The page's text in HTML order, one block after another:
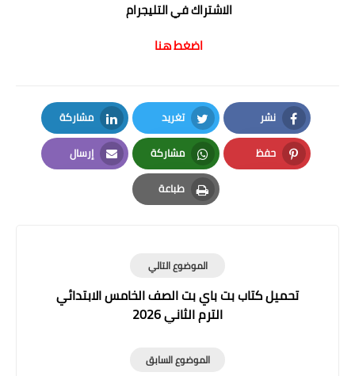
الاشتراك في التليجرام
اضغط هنا
نشر
Facebook
تغريد
Twitter
مشاركة
LinkedIn
حفظ
Pinterest
مشاركة
Whatsapp
إرسال
Email
طباعة
Print
الموضوع التالي
تحميل كتاب بت باي بت الصف الخامس الابتدائي
الترم الثاني 2026
الموضوع السابق